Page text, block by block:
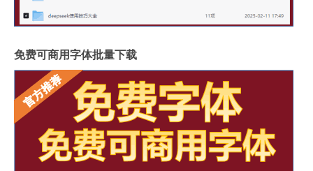
免费可商用字体批量下载